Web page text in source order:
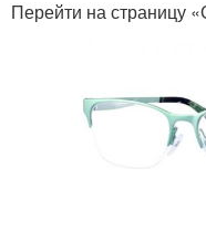
Перейти на страницу